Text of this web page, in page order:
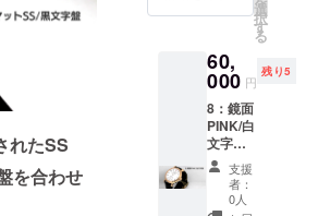
れたSS
を合わせ
ンク
計本体/
ティー
ル
キャリ
ング
ケース/
合皮 ・
カラー
展開：
文字盤/
直径4.5
ｃｍ
（リュ
ーズ含
まず）×
厚み1ｃ
ｍ×ラグ
幅2.2ｃ
ｍ ：
トラッ
プ
４．製
作マ
ニュア
ル
５．す
ト） ・
１．必
要な工
具一
式
２.
機械式
手巻
ムーブ
選
択
す
る
60,
000 円
残り5
8：鏡面
PINK/白
文字盤
【定価
65000
円から
支援
者：
0人